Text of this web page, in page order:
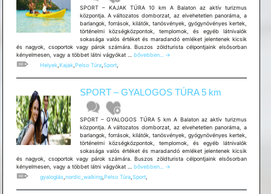
SPORT – KAJAK TÚRA 10 km A Balaton az aktív turizmus
központja. A változatos domborzat, az elvehetetlen panoráma, a
barlangok, források, kilátók, tanösvények, gyógynövényes kertek,
történelmi községközpontok, templomok, és egyéb látnivalók
sokasága valós értéket és maradandó emléket jelentenek kicsik
és nagyok, csoportok vagy párok számára. Buszos zöldturista célpontjaink elsősorban
kényelmesen, vagy a többet látni vágyókat … SPORT
TÚRA
km
bővebben...
→
Helyek, Kajak, Pelso Túra, Sport,
SPORT – GYALOGOS TÚRA 5 km
SPORT – GYALOGOS TÚRA 5 km A Balaton az aktív turizmus
központja. A változatos domborzat, az elvehetetlen panoráma, a
barlangok, források, kilátók, tanösvények, gyógynövényes kertek,
történelmi községközpontok, templomok, és egyéb látnivalók
sokasága valós értéket és maradandó emléket jelentenek kicsik
és nagyok, csoportok vagy párok számára. Buszos zöldturista célpontjaink elsősorban
kényelmesen, vagy a többet látni vágyókat … SPORT
–
GYALOGOS
TÚRA
bővebben...
→
gyaloglás, nordic_walking, Pelso Túra, Sport,